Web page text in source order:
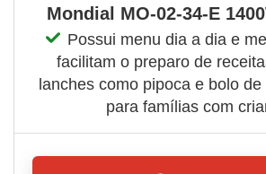
Mondial MO-02-34-E
Possui menu dia a dia e
facilitam o preparo de
lanches como pipoca e bolo
para famílias com